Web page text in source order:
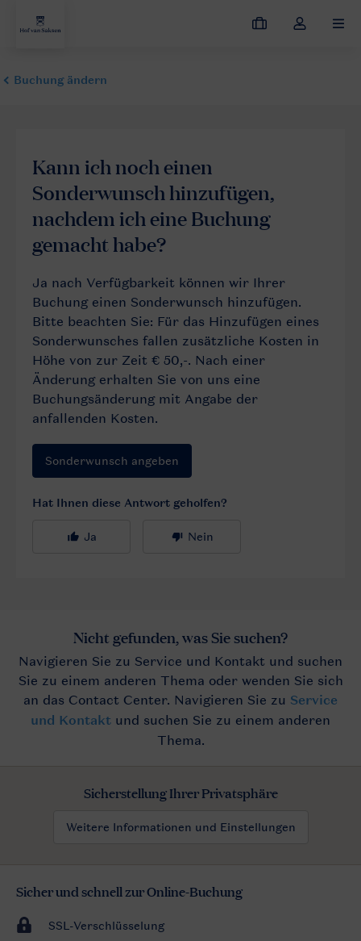
Meine
Dropdown-
Sicherstellung Ihrer Privatsphäre
Weitere Informationen und Einstellungen
Sicher und schnell zur Online-Buchung
SSL-Verschlüsselung